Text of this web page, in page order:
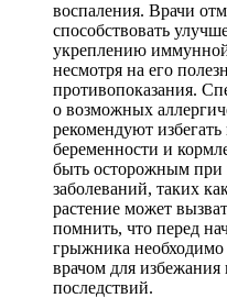
воспаления. Врачи
способствовать
укреплению
несмотря на его
противопоказания.
о возможных
рекомендуют
беременности и
быть осторожным при
заболеваний, таких
растение может
помнить, что перед
грыжника необходимо
врачом для
последствий.